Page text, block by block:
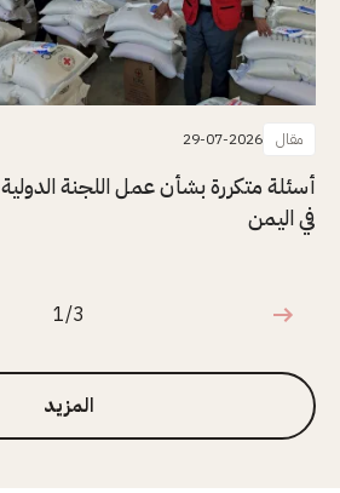
مقال 29-07-2026
أسئلة متكررة بشأن عمل اللجنة الدولية
في اليمن
1 من 3
1/3
المزيد